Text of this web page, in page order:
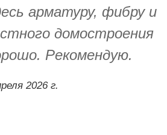
арматуру, фибру и
домостроения
Рекомендую.
2026 г.